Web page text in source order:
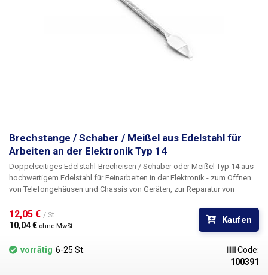
Brechstange / Schaber / Meißel aus Edelstahl für
Arbeiten an der Elektronik Typ 14
Doppelseitiges Edelstahl-Brecheisen / Schaber oder Meißel Typ 14aus
hochwertigem Edelstahl für Feinarbeiten in der Elektronik - zum Öffnen
von Telefongehäusen und Chassis von Geräten, zur Reparatur von
Bauteilen, zum Aufbringen von Flussmittelfallen, zum Positionieren von
SMDs beim Rework, etc. Das Werkzeug kann auch in anderen Branchen
eingesetzt werden, z.B. für Arbeiten in der Feinmechanik - Uhrmacherei,
Schmuck, ideal für Modellbauer und Heimwerker. Geeignet für das
Auftragen und Entfernen von Klebstoffen, Pasten, Dichtungsmitteln und
12,05 € / St.
10,04 € ohne MwSt
Kaufen
vorrätig 6-25 St.
Code:
100391